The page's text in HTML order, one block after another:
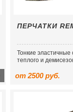
ПЕРЧАТКИ
Тонкие эластичные
теплого и
от 2500 руб.